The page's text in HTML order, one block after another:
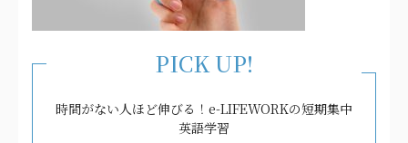
PICK UP!
時間がない人ほど伸びる！e-LIFEWORKの短期集中
英語学習